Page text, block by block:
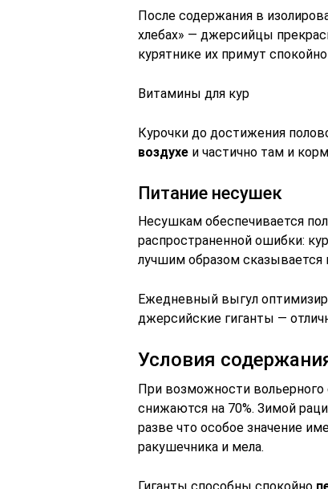
После содержания в
хлебах» — джерсийцы
курятнике их примут
Витамины для кур
Курочки до достижения
воздухе и частично там и
Питание несушек
Несушкам обеспечивается
распространенной ошибки:
лучшим образом сказывается
Ежедневный выгул
джерсийские гиганты —
Условия
При возможности вольерного
снижаются на 70%. Зимой
разве что особое значение
ракушечника и мела.